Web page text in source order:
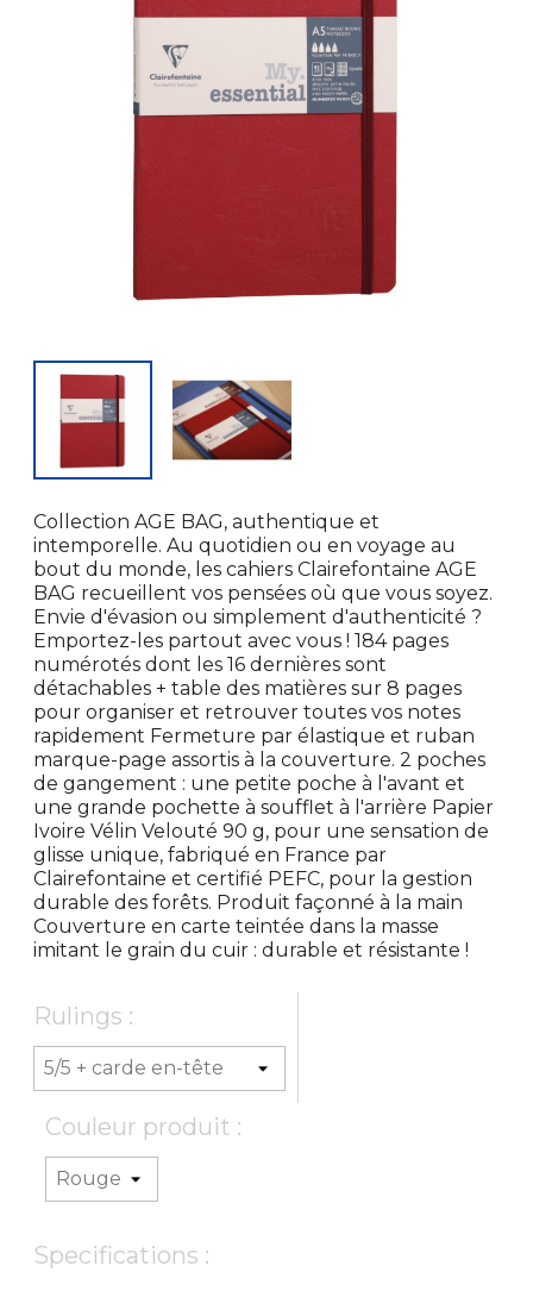
Collection AGE BAG, authentique et
intemporelle. Au quotidien ou en voyage au
bout du monde, les cahiers Clairefontaine AGE
BAG recueillent vos pensées où que vous soyez.
Envie d'évasion ou simplement d'authenticité ?
Emportez-les partout avec vous ! 184 pages
numérotés dont les 16 dernières sont
détachables + table des matières sur 8 pages
pour organiser et retrouver toutes vos notes
rapidement Fermeture par élastique et ruban
marque-page assortis à la couverture. 2 poches
de gangement : une petite poche à l'avant et
une grande pochette à soufflet à l'arrière Papier
Ivoire Vélin Velouté 90 g, pour une sensation de
glisse unique, fabriqué en France par
Clairefontaine et certifié PEFC, pour la gestion
durable des forêts. Produit façonné à la main
Couverture en carte teintée dans la masse
imitant le grain du cuir : durable et résistante !
Rulings :
Couleur produit :
Specifications :